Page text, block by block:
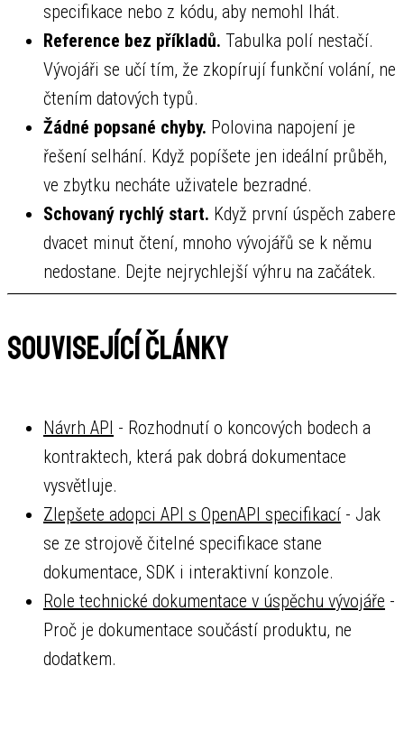
specifikace nebo z kódu, aby nemohl lhát.
Reference bez příkladů. Tabulka polí nestačí.
Vývojáři se učí tím, že zkopírují funkční volání, ne
čtením datových typů.
Žádné popsané chyby. Polovina napojení je
řešení selhání. Když popíšete jen ideální průběh,
ve zbytku necháte uživatele bezradné.
Schovaný rychlý start. Když první úspěch zabere
dvacet minut čtení, mnoho vývojářů se k němu
nedostane. Dejte nejrychlejší výhru na začátek.
Související články
Návrh API - Rozhodnutí o koncových bodech a
kontraktech, která pak dobrá dokumentace
vysvětluje.
Zlepšete adopci API s OpenAPI specifikací - Jak
se ze strojově čitelné specifikace stane
dokumentace, SDK i interaktivní konzole.
Role technické dokumentace v úspěchu vývojáře -
Proč je dokumentace součástí produktu, ne
dodatkem.